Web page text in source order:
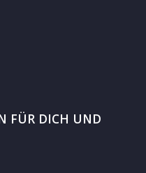
FÜR DICH UND